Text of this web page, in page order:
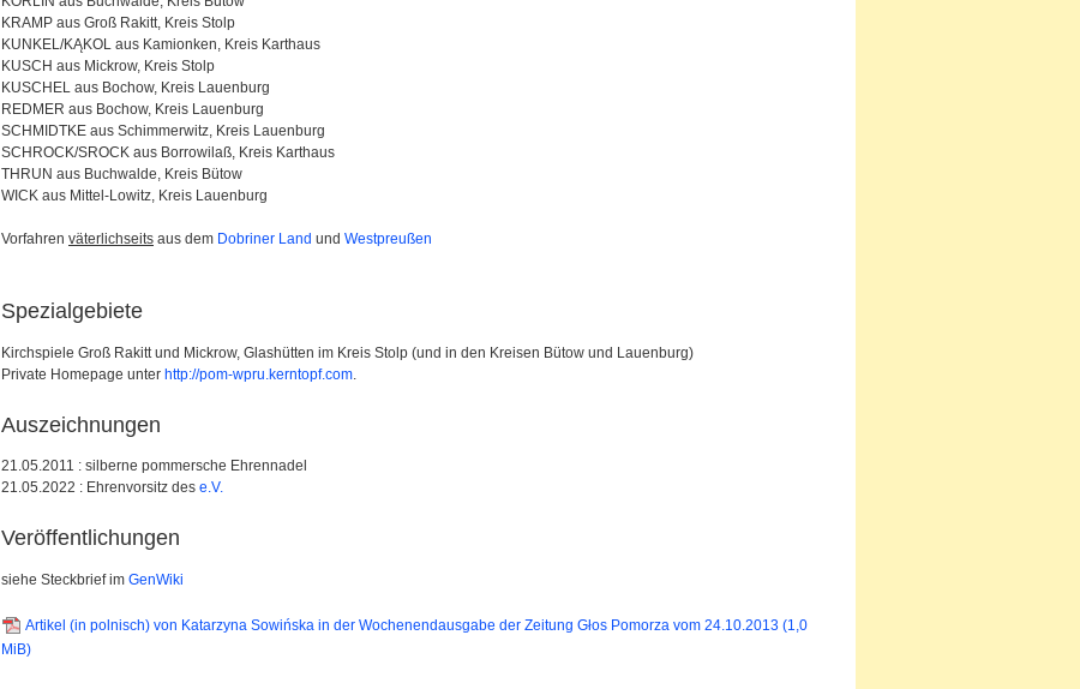
KRAMP aus Groß Rakitt, Kreis Stolp
KUNKEL/KĄKOL aus Kamionken, Kreis Karthaus
KUSCH aus Mickrow, Kreis Stolp
KUSCHEL aus Bochow, Kreis Lauenburg
REDMER aus Bochow, Kreis Lauenburg
SCHMIDTKE aus Schimmerwitz, Kreis Lauenburg
SCHROCK/SROCK aus Borrowilaß, Kreis Karthaus
THRUN aus Buchwalde, Kreis Bütow
WICK aus Mittel-Lowitz, Kreis Lauenburg
Vorfahren väterlichseits aus dem Dobriner Land und Westpreußen
Spezialgebiete
Kirchspiele Groß Rakitt und Mickrow, Glashütten im Kreis Stolp (und in den Kreisen Bütow und Lauenburg)
Private Homepage unter http://pom-wpru.kerntopf.com
Auszeichnungen
21.05.2011 : silberne pommersche Ehrennadel
21.05.2022 : Ehrenvorsitz des e.V.
Veröffentlichungen
siehe Steckbrief im GenWiki
Artikel (in polnisch) von Katarzyna Sowińska in der Wochenendausgabe der Zeitung Głos Pomorza vom 24.10.2013 (1,0
MiB)